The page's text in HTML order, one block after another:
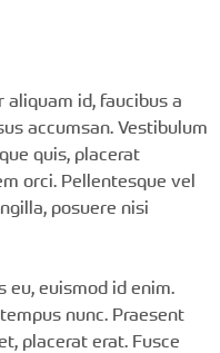
id, faucibus a
accumsan. Vestibulum
quis, placerat
orci. Pellentesque vel
posuere nisi
eu, euismod id enim.
nunc. Praesent
placerat erat. Fusce